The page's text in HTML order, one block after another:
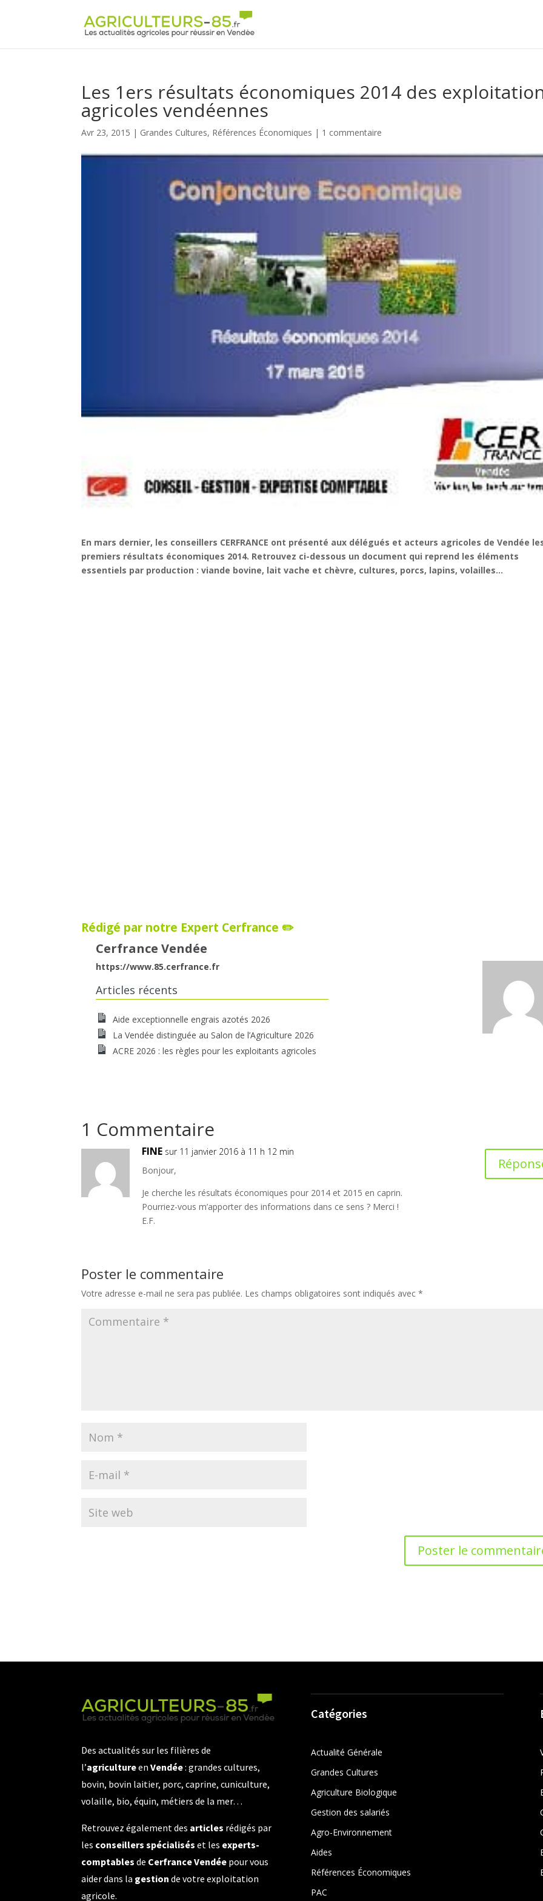
Les 1ers résultats économiques 2014 des
agricoles vendéennes
Avr 23, 2015 | Grandes Cultures, Références Économiques | 1 commentaire
En mars dernier, les conseillers CERFRANCE ont présenté aux délégués et acteurs agricoles de Vendée
premiers résultats économiques 2014. Retrouvez ci-dessous un document qui reprend les éléments
essentiels par production : viande bovine, lait vache et chèvre, cultures, porcs, lapins, volailles…
Rédigé par notre Expert Cerfrance ✏️
Cerfrance Vendée
https://www.85.cerfrance.fr
Articles récents
Aide exceptionnelle engrais azotés 2026
La Vendée distinguée au Salon de l’Agriculture 2026
ACRE 2026 : les règles pour les exploitants agricoles
1 Commentaire
FINE sur 11 janvier 2016 à 11 h 12 min
Bonjour,
Je cherche les résultats économiques pour 2014 et 2015 en caprin.
Pourriez-vous m’apporter des informations dans ce sens ? Merci !
E.F.
Poster le commentaire
Votre adresse e-mail ne sera pas publiée. Les champs obligatoires sont indiqués avec*
Des actualités sur les filières de
l’agricultureenVendée: grandes cultures,
bovin, bovin laitier, porc, caprine, cuniculture,
volaille, bio, équin, métiers de la mer…
Retrouvez également des articles rédigés par
les conseillers spécialisés et les experts-
comptables de Cerfrance Vendée pour vous
aider dans la gestion de votre exploitation
agricole.
Catégories
Actualité Générale
Grandes Cultures
Agriculture Biologique
Gestion des salariés
Agro-Environnement
Aides
Références Économiques
PAC